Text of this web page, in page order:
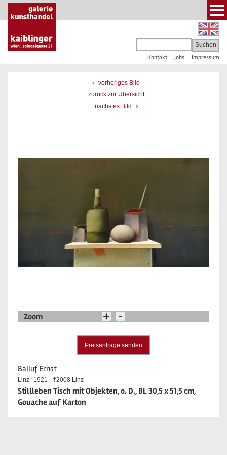
Kontakt Jobs Impressum
vorheriges Bild
zurück zur Übersicht
nächstes Bild
Zoom
Preisanfrage senden
Balluf Ernst
Linz *1921 - †2008 Linz
Stillleben Tisch mit Objekten, o. D., BL 30,5 x 51,5 cm,
Gouache auf Karton